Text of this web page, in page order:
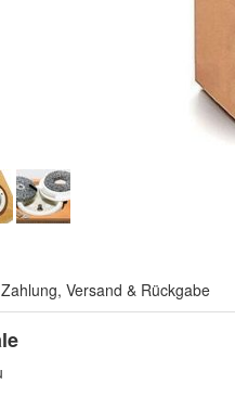
Zahlung, Versand & Rückgabe